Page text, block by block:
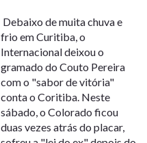
Debaixo de muita chuva e
frio em Curitiba, o
Internacional deixou o
gramado do Couto Pereira
com o "sabor de vitória"
conta o Coritiba. Neste
sábado, o Colorado ficou
duas vezes atrás do placar,